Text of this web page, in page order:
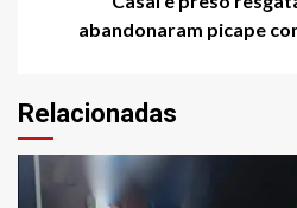
abandonaram picape
Relacionadas